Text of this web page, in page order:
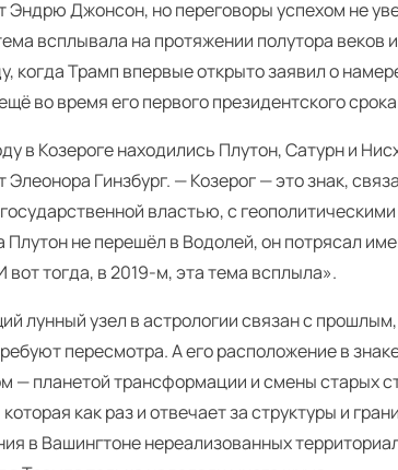
Эндрю Джонсон, но переговоры успехом не
всплывала на протяжении полутора веков
когда Трамп впервые открыто заявил о
во время его первого президентского
в Козероге находились Плутон, Сатурн и
Элеонора Гинзбург. — Козерог — это знак,
властью, с
Плутон не перешёл в Водолей, он потрясал
вот тогда, в 2019‑м, эта тема всплыла».
лунный узел в астрологии связан с
пересмотра. А его расположение в
— планетой трансформации и смены старых
как раз и отвечает за структуры и
в Вашингтоне нереализованных